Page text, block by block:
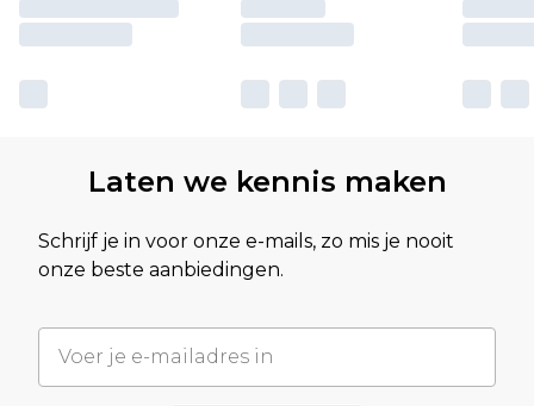
Laten we kennis maken
Schrijf je in voor onze e-mails, zo mis je nooit
onze beste aanbiedingen.